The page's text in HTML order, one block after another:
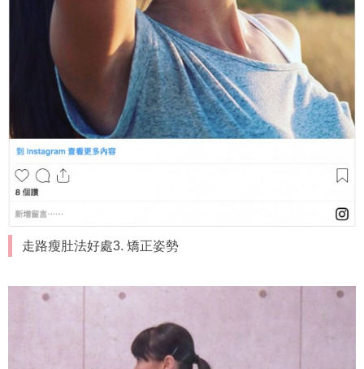
走路瘦肚法好處3. 矯正姿勢